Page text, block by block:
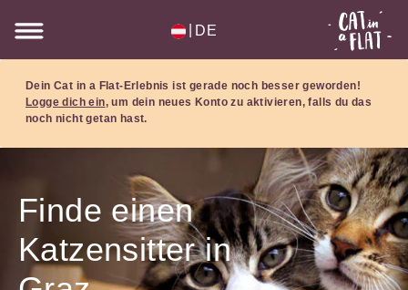
DE
Dein Cat in a Flat-Erlebnis ist gerade noch besser geworden!
Logge dich ein, um dein neues Konto zu aktivieren, falls du das
noch nicht getan hast.
Finde einen
Katzensitter in